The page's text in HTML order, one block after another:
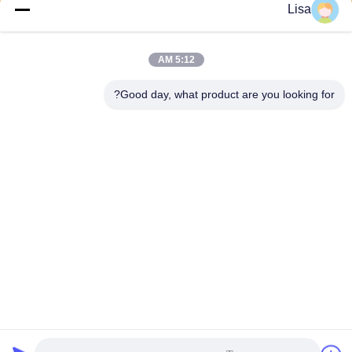
Lisa
5:12 AM
Good day, what product are you looking for?